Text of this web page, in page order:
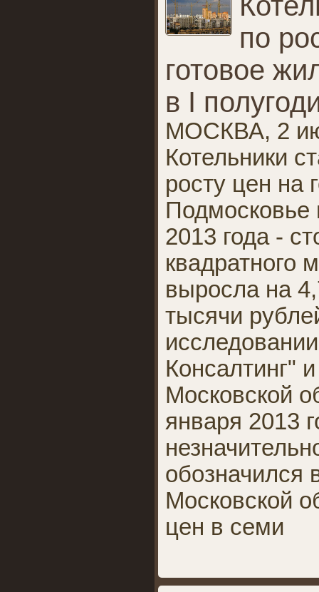
по
готовое
в I
МОСКВА, 2
Котельники
росту цен на
Подмосковье
2013 года -
квадратного
выросла на
тысячи
Консалтинг"
Московской
января 2013
обозначился
Московской
цен в семи